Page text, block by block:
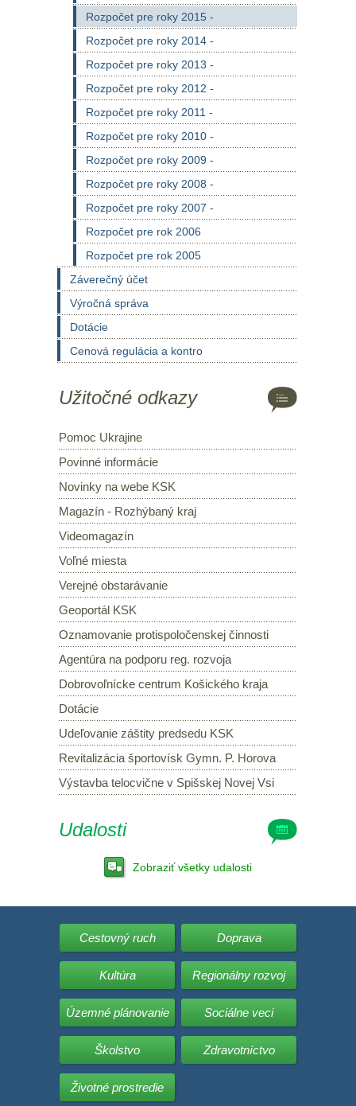
Rozpočet pre roky 2015 -
Rozpočet pre roky 2014 -
Rozpočet pre roky 2013 -
Rozpočet pre roky 2012 -
Rozpočet pre roky 2011 -
Rozpočet pre roky 2010 -
Rozpočet pre roky 2009 -
Rozpočet pre roky 2008 -
Rozpočet pre roky 2007 -
Rozpočet pre rok 2006
Rozpočet pre rok 2005
Záverečný účet
Výročná správa
Dotácie
Cenová regulácia a kontro
Užitočné odkazy
Pomoc Ukrajine
Povinné informácie
Novinky na webe KSK
Magazín - Rozhýbaný kraj
Videomagazín
Voľné miesta
Verejné obstarávanie
Geoportál KSK
Oznamovanie protispoločenskej činnosti
Agentúra na podporu reg. rozvoja
Dobrovoľnícke centrum Košického kraja
Dotácie
Udeľovanie záštity predsedu KSK
Revitalizácia športovísk Gymn. P. Horova
Výstavba telocvične v Spišskej Novej Vsi
Udalosti
Zobraziť všetky udalosti
Cestovný ruch Doprava
Kultúra Regionálny rozvoj
Územné plánovanie Sociálne veci
Školstvo Zdravotníctvo
Životné prostredie